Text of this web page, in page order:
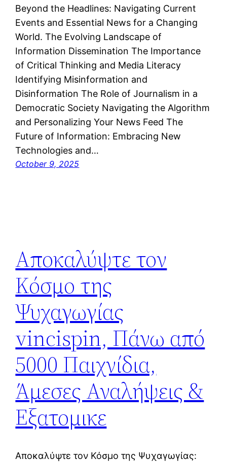
Beyond the Headlines: Navigating Current
Events and Essential News for a Changing
World. The Evolving Landscape of
Information Dissemination The Importance
of Critical Thinking and Media Literacy
Identifying Misinformation and
Disinformation The Role of Journalism in a
Democratic Society Navigating the Algorithm
and Personalizing Your News Feed The
Future of Information: Embracing New
Technologies and…
October 9, 2025
Αποκαλύψτε τον
Κόσμο της
Ψυχαγωγίας
vincispin, Πάνω από
5000 Παιχνίδια,
Άμεσες Αναλήψεις &
Εξατομικε
Αποκαλύψτε τον Κόσμο της Ψυχαγωγίας: